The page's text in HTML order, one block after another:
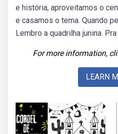
e história, aproveitamos o
e casamos o tema. Quando
Lembro a quadrilha junina.
For more information,
LEARN